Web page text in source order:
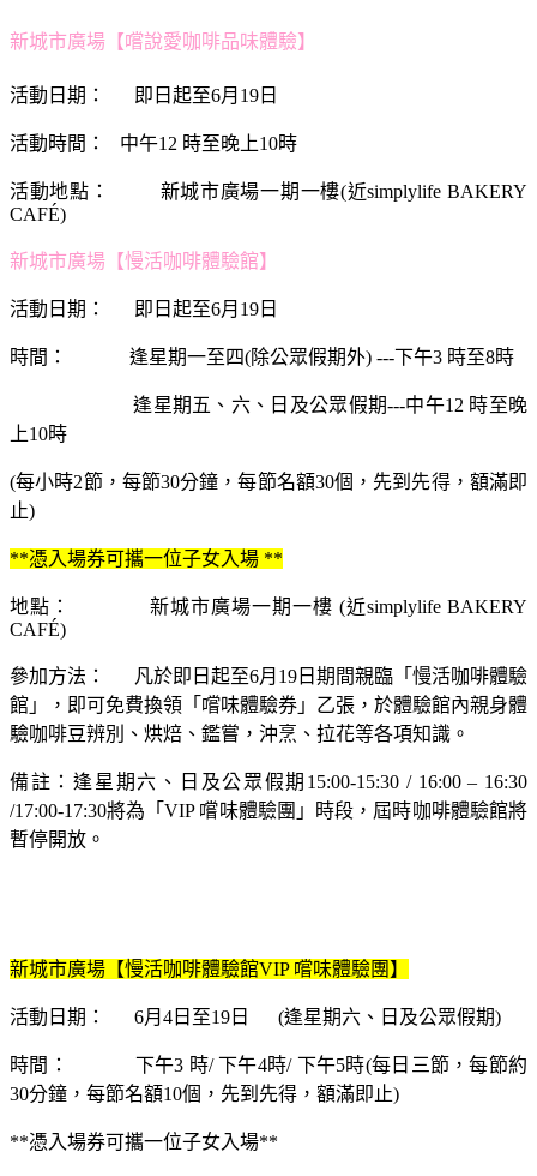
新城市廣場【嚐說愛咖啡品味體驗】
活動日期： 即日起至6月19日
活動時間： 中午12 時至晚上10時
活動地點： 新城市廣場一期一樓(近simplylife BAKERY
CAFÉ)
新城市廣場【慢活咖啡體驗館】
活動日期： 即日起至6月19日
時間： 逢星期一至四(除公眾假期外) ---下午3 時至8時
逢星期五、六、日及公眾假期---中午12 時至晚
上10時
(每小時2節，每節30分鐘，每節名額30個，先到先得，額滿即
止)
**憑入場券可攜一位子女入場 **
地點： 新城市廣場一期一樓 (近simplylife BAKERY
CAFÉ)
參加方法： 凡於即日起至6月19日期間親臨「慢活咖啡體驗
館」，即可免費換領「嚐味體驗券」乙張，於體驗館內親身體
驗咖啡豆辨別、烘焙、鑑嘗，沖烹、拉花等各項知識。
備註：逢星期六、日及公眾假期15:00-15:30 / 16:00 – 16:30
/17:00-17:30將為「VIP 嚐味體驗團」時段，屆時咖啡體驗館將
暫停開放。
新城市廣場【慢活咖啡體驗館VIP 嚐味體驗團】
活動日期： 6月4日至19日 (逢星期六、日及公眾假期)
時間： 下午3 時/ 下午4時/ 下午5時(每日三節，每節約
30分鐘，每節名額10個，先到先得，額滿即止)
**憑入場券可攜一位子女入場**